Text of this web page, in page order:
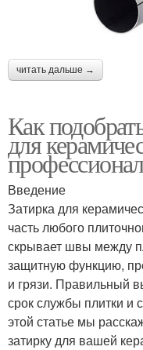
читать дальше →
Как
для
Введение
Затирка для
часть любого
скрывает швы между
защитную функцию,
и грязи. Правильный
срок службы плитки и
этой статье мы
затирку для вашей